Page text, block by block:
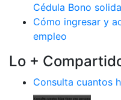
Cédula Bono
Cómo ingresar y
empleo
Lo +
Consulta cuantos